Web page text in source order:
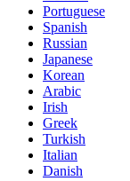
Portuguese
Spanish
Russian
Japanese
Korean
Arabic
Irish
Greek
Turkish
Italian
Danish